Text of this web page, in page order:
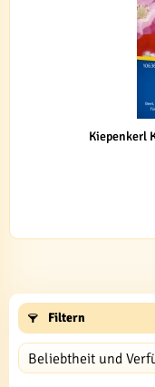
Kiepenkerl
Filtern